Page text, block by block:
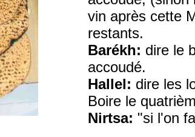
vin après cette
restants.
Barékh: dire le
accoudé.
Hallel: dire les
Boire le
Nirtsa: "si l'on